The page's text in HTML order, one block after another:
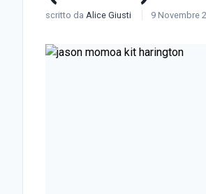
scritto da Alice Giusti 9 Novembre